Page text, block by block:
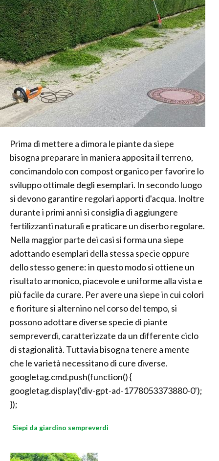
Prima di mettere a dimora le piante da siepe
bisogna preparare in maniera apposita il terreno,
concimandolo con compost organico per favorire lo
sviluppo ottimale degli esemplari. In secondo luogo
si devono garantire regolari apporti d'acqua. Inoltre
durante i primi anni si consiglia di aggiungere
fertilizzanti naturali e praticare un diserbo regolare.
Nella maggior parte dei casi si forma una siepe
adottando esemplari della stessa specie oppure
dello stesso genere: in questo modo si ottiene un
risultato armonico, piacevole e uniforme alla vista e
più facile da curare. Per avere una siepe in cui colori
e fioriture si alternino nel corso del tempo, si
possono adottare diverse specie di piante
sempreverdi, caratterizzate da un differente ciclo
di stagionalità. Tuttavia bisogna tenere a mente
che le varietà necessitano di cure diverse.
googletag.cmd.push(function() {
googletag.display('div-gpt-ad-1778053373880-0');
});
Siepi da giardino sempreverdi